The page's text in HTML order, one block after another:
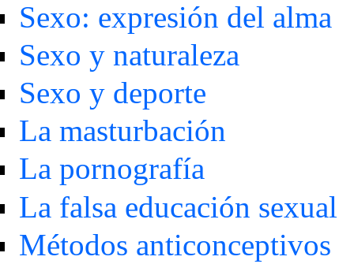
Sexo: expresión del alma
Sexo y naturaleza
Sexo y deporte
La masturbación
La pornografía
La falsa educación sexual
Métodos anticonceptivos